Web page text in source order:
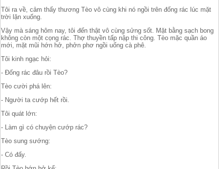
Tôi ra về, cảm thấy thương Tèo vô cùng khi nó ngồi trên đống rác lúc mặt
trời lặn xuống.
Vậy mà sáng hôm nay, tôi đến thật vô cùng sửng sốt. Mặt bằng sạch bong
không còn một cọng rác. Thợ thuyền tấp nập thi công. Tèo mặc quần áo
mới, mặt mũi hớn hở, phởn phơ ngồi uống cà phê.
Tôi kinh ngạc hỏi:
- Đống rác đâu rồi Tèo?
Tèo cười phá lên:
- Người ta cướp hết rồi.
Tôi quát lớn:
- Làm gì có chuyện cướp rác?
Tèo sung sướng:
- Có đấy.